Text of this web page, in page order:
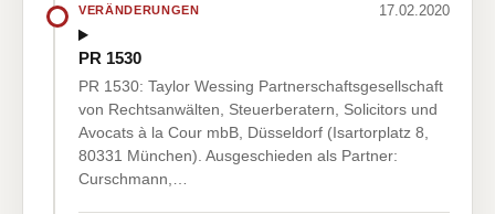
VERÄNDERUNGEN 17.02.2020
PR 1530
PR 1530: Taylor Wessing Partnerschaftsgesellschaft
von Rechtsanwälten, Steuerberatern, Solicitors und
Avocats à la Cour mbB, Düsseldorf (Isartorplatz 8,
80331 München). Ausgeschieden als Partner:
Curschmann,…